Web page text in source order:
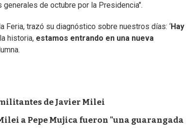
de octubre por la Presidencia".
Feria, trazó su diagnóstico sobre nuestros días: ‘Hay
historia, estamos entrando en una nueva
de Javier Milei
a Pepe Mujica fueron "una guarangada